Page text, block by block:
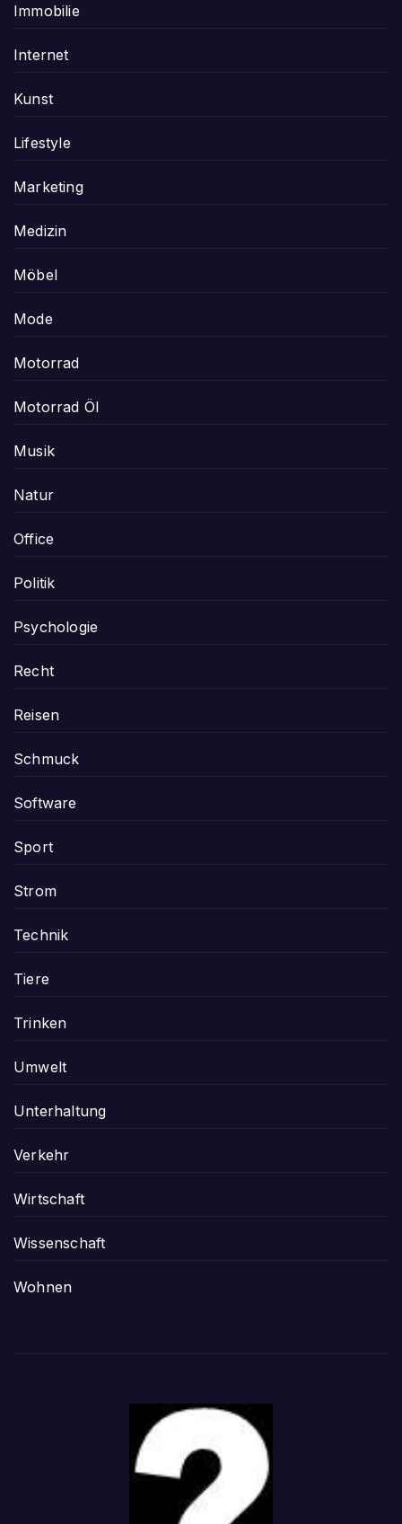
Immobilie
Internet
Kunst
Lifestyle
Marketing
Medizin
Möbel
Mode
Motorrad
Motorrad Öl
Musik
Natur
Office
Politik
Psychologie
Recht
Reisen
Schmuck
Software
Sport
Strom
Technik
Tiere
Trinken
Umwelt
Unterhaltung
Verkehr
Wirtschaft
Wissenschaft
Wohnen